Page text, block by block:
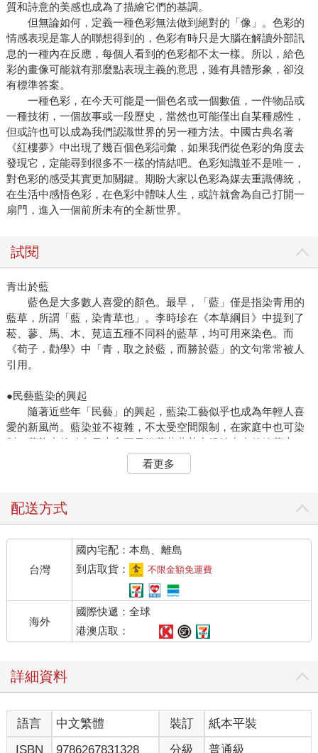
質和詩意的美感也成為了描繪它們的基調。
但無論如何，定義一種色彩無法做到絕對的「像」。色彩的
情感表現是靠人的聯想得到的，色彩有時只是大腦在解讀外部訊
息的一種內在反應，每個人看到的色彩都不太一樣。所以，給色
彩的畫像可能就有那麼點表現主義的意思，雖有具體形象，卻沒
有標準答案。
一種色彩，在今天可能是一個色名或一個數值，一件物品或
一種技術，一個故事或一段歷史，當然也可能僅出自某種感性，
但或許也可以成為我們認識世界的另一種方法。中國古典名著
《紅樓夢》中出現了幾百個色彩詞彙，如果我們從色彩的角度去
發現它，定能尋到很多不一樣的情結吧。色彩知識並不是唯一，
對色彩的感受其實更加關鍵。期盼大家以色彩為媒去重識傳統，
在生活中感悟色彩，在色彩中體味人生，或許就會為自己打開一
扇門，進入一個前所未有的全新世界。
試閱
青出於藍
藍色是大多數人喜愛的顏色。最早，「藍」僅是指染青用的
藍草，所謂「藍，染青草也」。李時珍在《本草綱目》中提到了
菘、蓼、馬、木、莧這五種不同科的藍草，均可用來染色。而
《荀子．勸學》中「青，取之於藍，而勝於藍」的文句常常被人
引用。
●民藝藍染的興起
隨著近些年「民藝」的興起，藍染工藝似乎也成為年輕人喜
愛的新風尚。藍染並不複雜，不太受空間限制，在家庭中也可染
製。藍染中的致色元素主要是從藍草葉莖中提煉出來的靛藍素。
藍染時要先經過水浸藍草這一發酵工藝，過濾後提取藍草中
的藍汁，再透過石灰來製造合適的酸鹼條件，最終在空氣中重新
的工序便可將之擱置一旁去閒談說笑，獨一無二的藍染圖案很快
●開啟青轉藍的唐朝
雖然染出藍色並不難，但若要製造出富於變化的「藍」則是
對匠人技藝與審美的考驗。專家透過對吐魯番出土絲綢的研究發
現，唐代利用藍草染出的青藍色，就有蛋青、天青、翠藍、寶
藍、赤青和藏青六種。經過分析，大致可知染青藍色要用菘藍、
木藍兩種藍草。唐代染色與印花是在不同的機構，唐代官設的染
織署就專門針對色彩進行劃分，「青」的染色過程應該就在染織
花方式有絞纈、夾纈、蠟纈、灰纈的防染法，也有直接利用型板
或手繪的印花方法。雖然唐代的印花極具特色，但藍色並不是這
類花紋中最為常用的色彩。不過唐代卻開始了藍色色名從「青」
到「藍」的轉變。
在唐代，青用於服飾中基本上指的是藍色。《舊唐書》中記
看更多
配送方式
台灣
國內宅配：本島、離島
到店取貨：
不限金額免運費
海外
國際快遞：全球
港澳店取：
詳細資料
語言 中文繁體 裝訂
紙本平裝
ISBN
9786267831328 分級 普通級